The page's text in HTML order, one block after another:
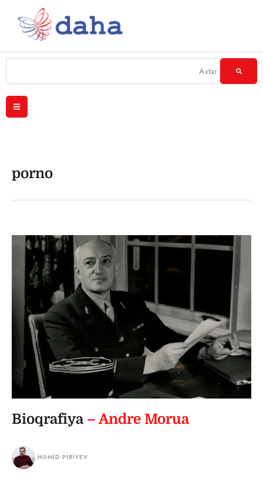
porno
Bioqrafiya – Andre Morua
HƏMID PIRIYEV